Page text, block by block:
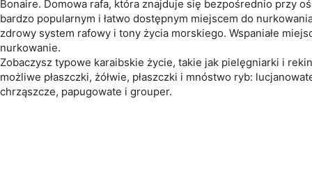
Bonaire. Domowa rafa, która znajduje się bezpośrednio przy
bardzo popularnym i łatwo dostępnym miejscem do
zdrowy system rafowy i tony życia morskiego. Wspaniałe
nurkowanie.
Zobaczysz typowe karaibskie życie, takie jak pielęgniarki i
możliwe płaszczki, żółwie, płaszczki i mnóstwo ryb:
chrząszcze, papugowate i grouper.